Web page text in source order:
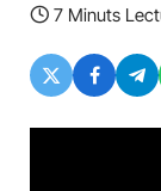
7 Minuts